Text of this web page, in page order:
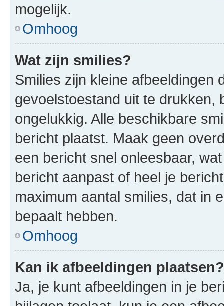
mogelijk.
Omhoog
Wat zijn smilies?
Smilies zijn kleine afbeeldingen
gevoelstoestand uit te drukken,
ongelukkig. Alle beschikbare
bericht plaatst. Maak geen
een bericht snel onleesbaar,
bericht aanpast of heel je
maximum aantal smilies, dat in
bepaalt hebben.
Omhoog
Kan ik afbeeldingen plaatsen?
Ja, je kunt afbeeldingen in je